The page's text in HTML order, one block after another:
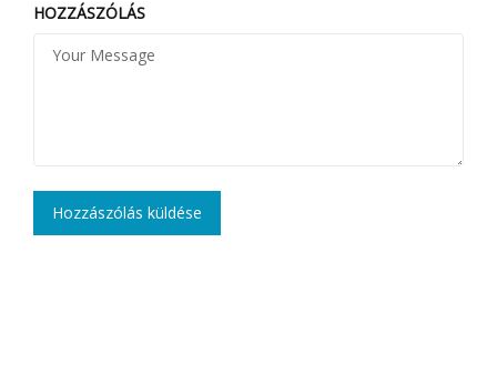
HOZZÁSZÓLÁS